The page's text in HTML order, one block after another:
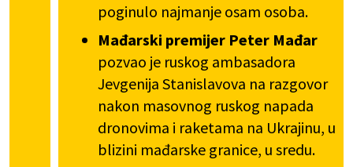
poginulo najmanje osam osoba.
Mađarski premijer Peter Mađar
pozvao je ruskog ambasadora
Jevgenija Stanislavova na razgovor
nakon masovnog ruskog napada
dronovima i raketama na Ukrajinu, u
blizini mađarske granice, u sredu.